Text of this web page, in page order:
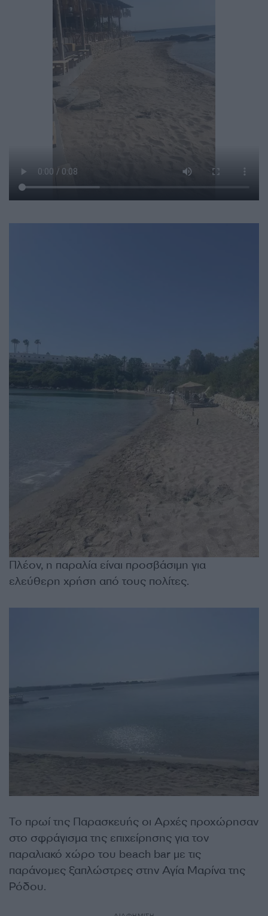
Πλέον, η παραλία είναι προσβάσιμη για
ελεύθερη χρήση από τους πολίτες.
Το πρωί της Παρασκευής οι Αρχές προχώρησαν
στο σφράγισμα της επιχείρησης για τον
παραλιακό χώρο του beach bar με τις
παράνομες ξαπλώστρες στην Αγία Μαρίνα της
Ρόδου.